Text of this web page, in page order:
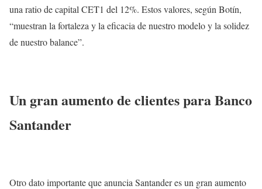
una ratio de capital CET1 del 12%. Estos valores, según Botín,
“muestran la fortaleza y la eficacia de nuestro modelo y la solidez
de nuestro balance”.
Un gran aumento de clientes para Banco
Santander
Otro dato importante que anuncia Santander es un gran aumento